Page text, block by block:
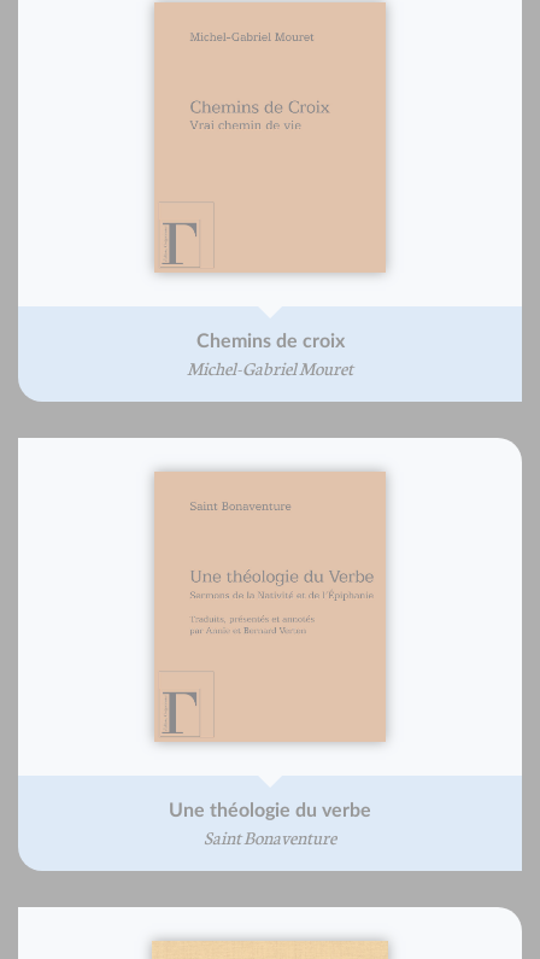
Chemins de croix
Michel-Gabriel Mouret
Une théologie du verbe
Saint Bonaventure